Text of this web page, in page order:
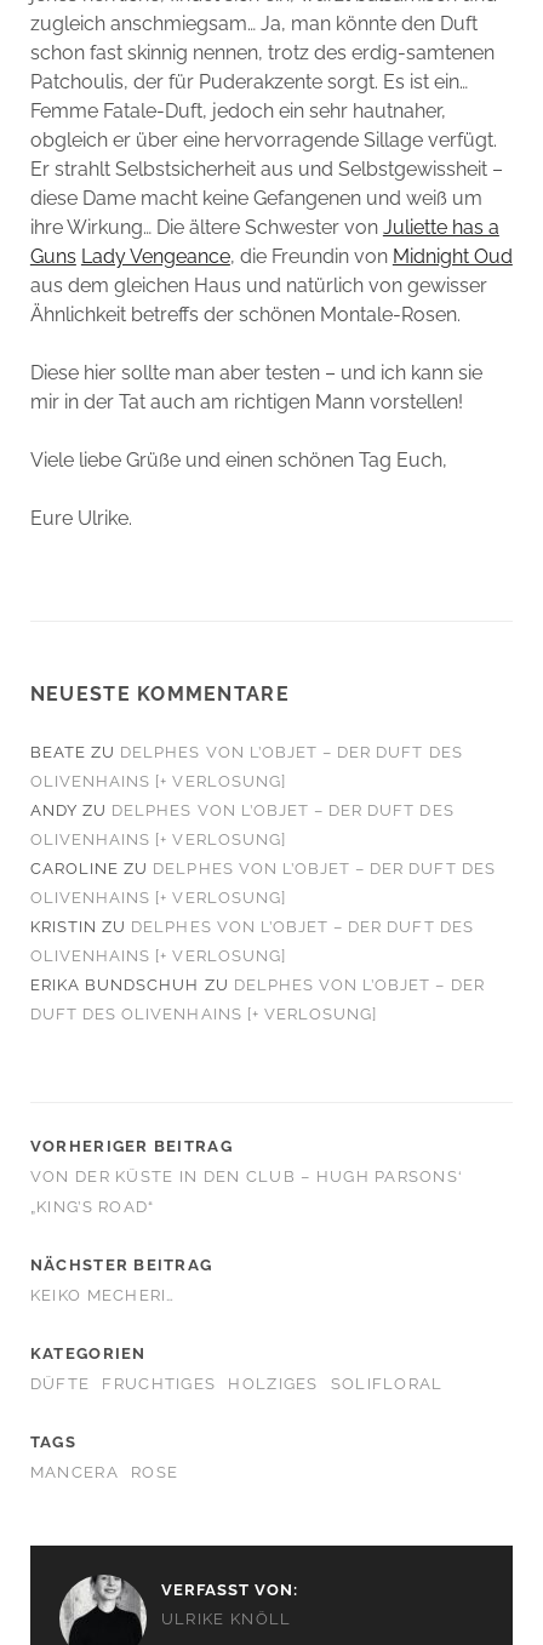
zugleich anschmiegsam… Ja, man könnte den Duft
schon fast skinnig nennen, trotz des erdig-samtenen
Patchoulis, der für Puderakzente sorgt. Es ist ein…
Femme Fatale-Duft, jedoch ein sehr hautnaher,
obgleich er über eine hervorragende Sillage verfügt.
Er strahlt Selbstsicherheit aus und Selbstgewissheit –
diese Dame macht keine Gefangenen und weiß um
ihre Wirkung… Die ältere Schwester von Juliette has a
Guns Lady Vengeance, die Freundin von Midnight Oud
aus dem gleichen Haus und natürlich von gewisser
Ähnlichkeit betreffs der schönen Montale-Rosen.
Diese hier sollte man aber testen – und ich kann sie
mir in der Tat auch am richtigen Mann vorstellen!
Viele liebe Grüße und einen schönen Tag Euch,
Eure Ulrike.
NEUESTE KOMMENTARE
BEATE ZU DELPHES VON L’OBJET – DER DUFT DES
OLIVENHAINS [+ VERLOSUNG]
ANDY ZU DELPHES VON L’OBJET – DER DUFT DES
OLIVENHAINS [+ VERLOSUNG]
CAROLINE ZU DELPHES VON L’OBJET – DER DUFT DES
OLIVENHAINS [+ VERLOSUNG]
KRISTIN ZU DELPHES VON L’OBJET – DER DUFT DES
OLIVENHAINS [+ VERLOSUNG]
ERIKA BUNDSCHUH ZU DELPHES VON L’OBJET – DER
DUFT DES OLIVENHAINS [+ VERLOSUNG]
VORHERIGER BEITRAG
VON DER KÜSTE IN DEN CLUB – HUGH PARSONS‘
„KING’S ROAD“
NÄCHSTER BEITRAG
KEIKO MECHERI…
KATEGORIEN
DÜFTE
FRUCHTIGES HOLZIGES SOLIFLORAL
TAGS
MANCERA
ROSE
VERFASST VON:
ULRIKE KNÖLL